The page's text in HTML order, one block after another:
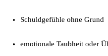
Schuldgefühle ohne Grund
emotionale Taubheit oder